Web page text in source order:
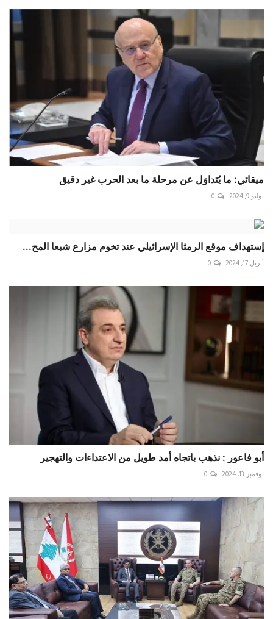
ميقاتي: ما يُتداوَل عن مرحلة ما بعد الحرب غير دقيق
يوليو 9, 2024 0
إستهداف موقع الرمثا الإسرائيلي عند تخوم مزارع شبعا المح...
أبريل 17, 2024 0
أبو فاعور : نذهب باتجاه أمد طويل من الاعتداءات والتهجير
نوفمبر 13, 2024 0